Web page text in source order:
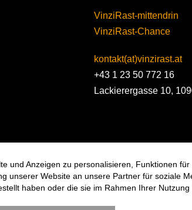
VinziRast-mittendrin
VinziRast-Chance
kontakt(at)vinzirast.at
+43 1 23 50 772 16
Lackierergasse 10,
und Anzeigen zu personalisieren, Funktionen
unserer Website an unsere Partner für soziale
haben oder die sie im Rahmen Ihrer